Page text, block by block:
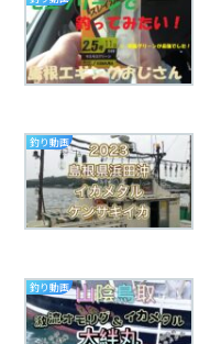
釣り動画
釣り動画